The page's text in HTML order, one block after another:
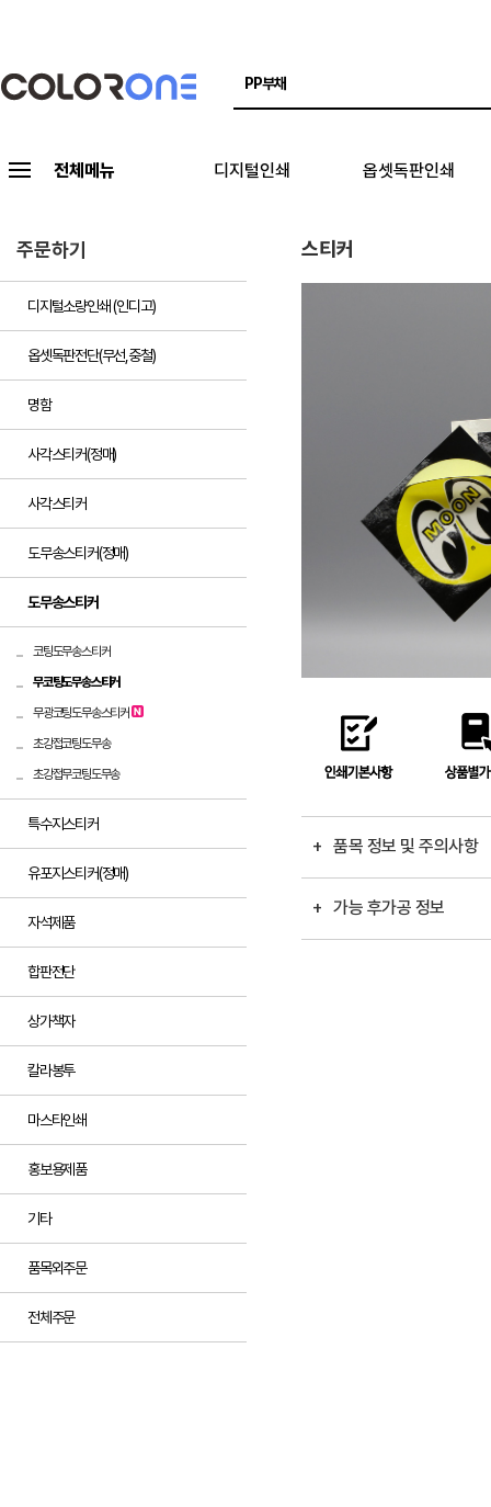
전체메뉴 디지털인쇄 옵셋독판인쇄
주문하기
디지털소량인쇄 (인디고)
옵셋독판전단(무선,중철)
명함
사각스티커(정매)
사각스티커
도무송스티커(정매)
도무송스티커
코팅도무송스티커
무코팅도무송스티커
무광코팅도무송스티커
초강접코팅도무송
초강접무코팅도무송
특수지스티커
유포지스티커(정매)
자석제품
합판전단
상가책자
칼라봉투
마스타인쇄
홍보용제품
기타
품목외주문
전체주문
스티커
+ 품목 정보 및 주의사항
+ 가능 후가공 정보